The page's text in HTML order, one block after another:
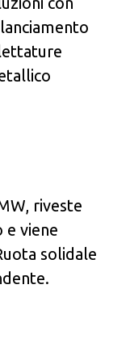
riveste
e viene
solidale